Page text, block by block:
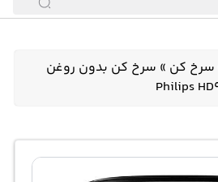
سرخ کن » سرخ کن بدون روغن